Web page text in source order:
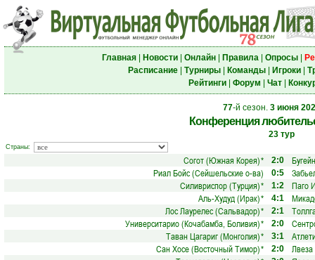
Главная| Новости| Онлайн| Правила| Опросы|
Расписание| Турниры| Команды| Игроки|
Рейтинги| Форум Чат|
77-й сезон. 3 июня
Конференция
23 тур
Страны:
Согот (Южная Корея)* 2:0
Риал Бойс (Сейшельские о-ва)
0:5
Силивриспор (Турция)* 1:2
Паго
Аль-Худуд (Ирак)* 4:1
Лос Лаурелес (Сальвадор)* 2:1
Университарио (Кочабамба, Боливия)* 2:0
Таван Цагариг (Монголия)* 3:1
Сан Хосе (Восточный Тимор)* 2:0